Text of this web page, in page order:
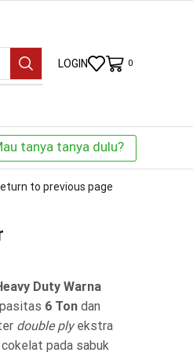
LOGIN 0
tanya tanya dulu?
to previous page
Duty Warna
6 Ton dan
double plyekstra
pada sabuk